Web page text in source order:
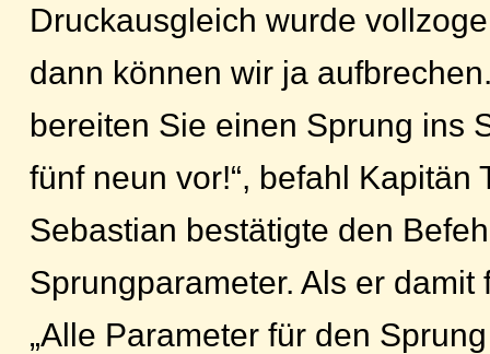
Druckausgleich wurde
dann können wir ja
bereiten Sie einen Sprung ins
fünf neun vor!“, befahl Kapitän
Sebastian bestätigte den
Sprungparameter. Als er damit
„Alle Parameter für den